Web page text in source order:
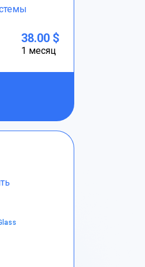
38.00 $
1 месяц